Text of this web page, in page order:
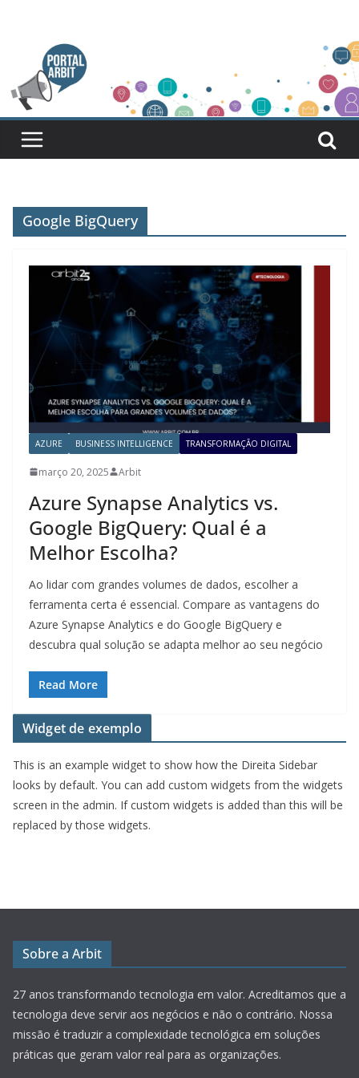
conteúdo
Google BigQuery
AZURE BUSINESS INTELLIGENCE TRANSFORMAÇÃO DIGITAL
março 20, 2025 Arbit
Azure Synapse Analytics vs.
Google BigQuery: Qual é a
Melhor Escolha?
Ao lidar com grandes volumes de dados, escolher a
ferramenta certa é essencial. Compare as vantagens do
Azure Synapse Analytics e do Google BigQuery e
descubra qual solução se adapta melhor ao seu negócio
Read More
Widget de exemplo
This is an example widget to show how the Direita Sidebar
looks by default. You can add custom widgets from the widgets
screen in the admin. If custom widgets is added than this will be
replaced by those widgets.
Sobre a Arbit
27 anos transformando tecnologia em valor. Acreditamos que a
tecnologia deve servir aos negócios e não o contrário. Nossa
missão é traduzir a complexidade tecnológica em soluções
práticas que geram valor real para as organizações.